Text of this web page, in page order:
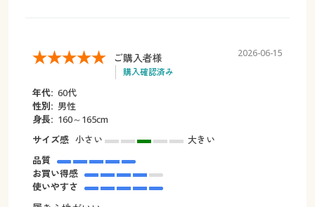
ご購入者様
購入確認済み
2026-06-15
年代: 60代
性別: 男性
身長: 160～165cm
サイズ感 小さい
大きい
品質
お買い得感
使いやすさ